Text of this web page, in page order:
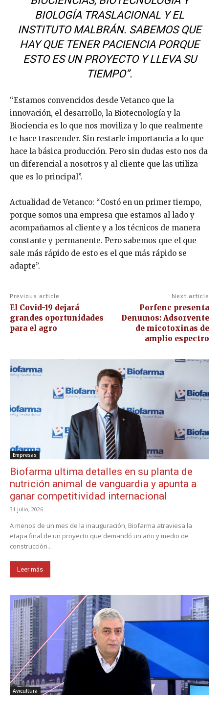
BIOLOGÍA TRASLACIONAL Y EL
INSTITUTO MALBRÁN. SABEMOS QUE
HAY QUE TENER PACIENCIA PORQUE
ESTO ES UN PROYECTO Y LLEVA SU
TIEMPO”.
“Estamos convencidos desde Vetanco que la
innovación, el desarrollo, la Biotecnología y la
Biociencia es lo que nos moviliza y lo que realmente
te hace trascender. Sin restarle importancia a lo que
hace la básica producción. Pero sin dudas esto nos da
un diferencial a nosotros y al cliente que las utiliza
que es lo principal”.
Actualidad de Vetanco: “Costó en un primer tiempo,
porque somos una empresa que estamos al lado y
acompañamos al cliente y a los técnicos de manera
constante y permanente. Pero sabemos que el que
sale más rápido de esto es el que más rápido se
adapte”.
Previous article
El Covid-19 dejará
grandes oportunidades
para el agro
Next article
Porfenc presenta
Denumos: Adsorvente
de micotoxinas de
amplio espectro
Empresas
Biofarma ultima detalles en su planta de
nutrición animal de vanguardia y apunta a
ganar competitividad internacional
31 julio, 2026
A menos de un mes de la inauguración, Biofarma atraviesa la
etapa final de un proyecto que demandó un año y medio de
construcción...
Leer más
Avicultura